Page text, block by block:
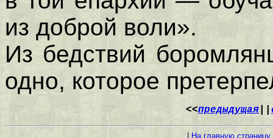
из доброй воли».
Из бедствий
одно, которое
<<предыдущая
На главную страницу